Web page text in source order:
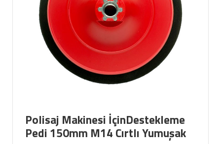
Polisaj Makinesi İçinDestekleme
Pedi 150mm M14 Cırtlı Yumuşak